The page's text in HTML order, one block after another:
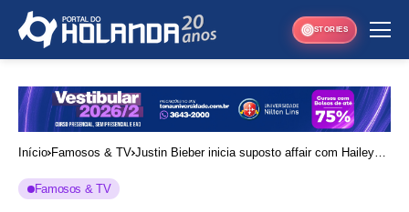
STORIES
Início Famosos & TV Justin Bieber inicia suposto affair com Hailey
Famosos & TV